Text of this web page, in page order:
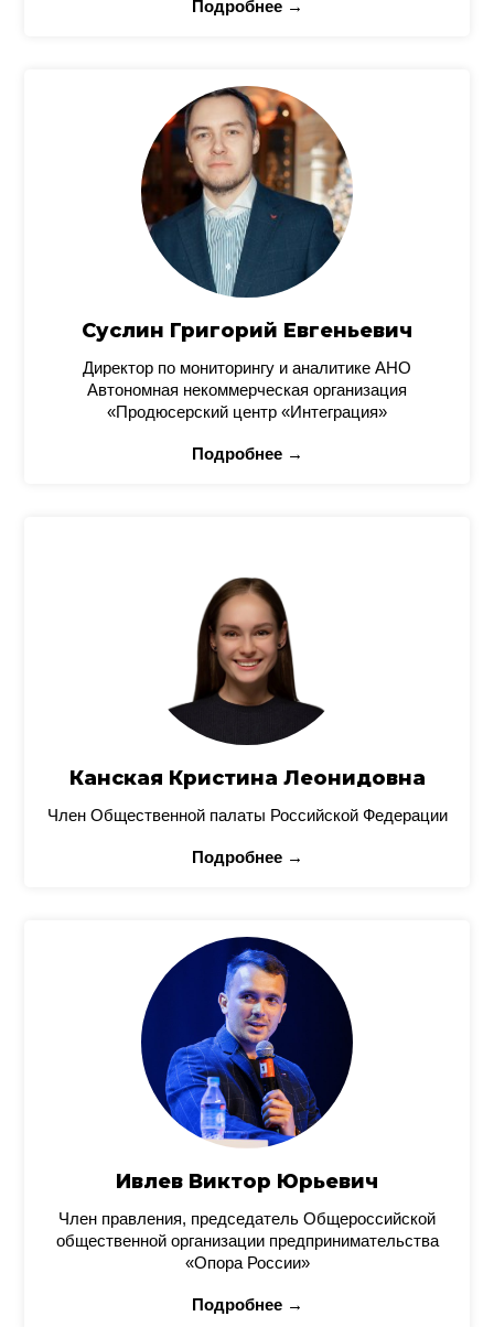
Подробнее →
Суслин Григорий Евгеньевич
Директор по мониторингу и аналитике АНО
Автономная некоммерческая организация
«Продюсерский центр «Интеграция»
Подробнее →
Канская Кристина Леонидовна
Член Общественной палаты Российской Федерации
Подробнее →
Ивлев Виктор Юрьевич
Член правления, председатель Общероссийской
общественной организации предпринимательства
«Опора России»
Подробнее →